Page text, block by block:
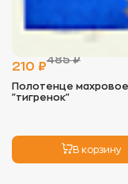
- Избегайте
солнечных
- Идеальный
можно
низких
3.Глажка:
используйте
температурой.
210 ₽
485 ₽
Полотенце махровое
"тигренок"
В корзину